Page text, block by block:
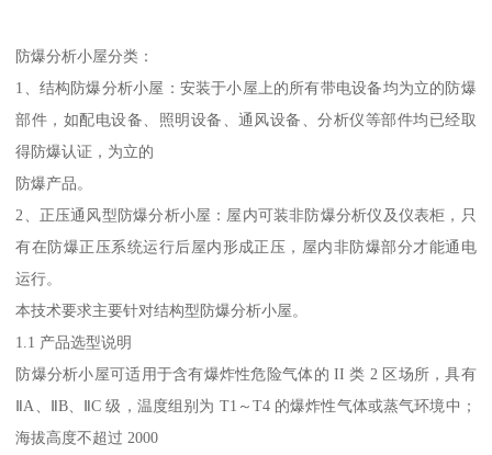
防爆分析小屋分类：
1、结构防爆分析小屋：安装于小屋上的所有带电设备均为立的防爆
部件，如配电设备、照明设备、通风设备、分析仪等部件均已经取
得防爆认证，为立的
防爆产品。
2、正压通风型防爆分析小屋：屋内可装非防爆分析仪及仪表柜，只
有在防爆正压系统运行后屋内形成正压，屋内非防爆部分才能通电
运行。
本技术要求主要针对结构型防爆分析小屋。
1.1 产品选型说明
防爆分析小屋可适用于含有爆炸性危险气体的 II 类 2 区场所，具有
ⅡA、ⅡB、ⅡC 级，温度组别为 T1～T4 的爆炸性气体或蒸气环境中；
海拔高度不超过 2000